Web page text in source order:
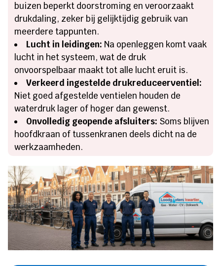
buizen beperkt doorstroming en veroorzaakt
drukdaling, zeker bij gelijktijdig gebruik van
meerdere tappunten.
Lucht in leidingen: Na openleggen komt vaak
lucht in het systeem, wat de druk
onvoorspelbaar maakt tot alle lucht eruit is.
Verkeerd ingestelde drukreduceerventiel:
Niet goed afgestelde ventielen houden de
waterdruk lager of hoger dan gewenst.
Onvolledig geopende afsluiters: Soms blijven
hoofdkraan of tussenkranen deels dicht na de
werkzaamheden.